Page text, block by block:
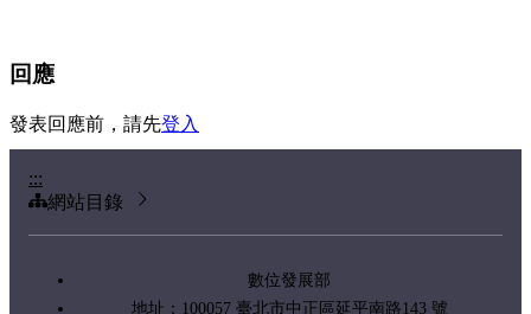
回應
發表回應前，請先登入
:::
網站目錄
數位發展部
地址：100057 臺北市中正區延平南路143 號